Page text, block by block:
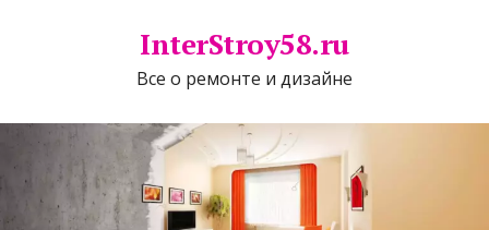
InterStroy58.ru
Все о ремонте и дизайне